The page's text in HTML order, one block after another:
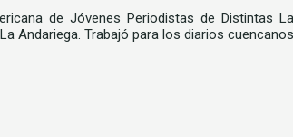
de Jóvenes Periodistas de Distintas
Andariega. Trabajó para los diarios